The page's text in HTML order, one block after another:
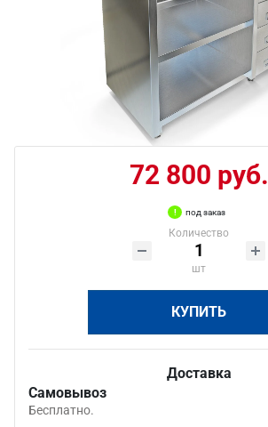
72 800 руб.
под заказ
Количество
шт
КУПИТЬ
Доставка
Самовывоз
Бесплатно.